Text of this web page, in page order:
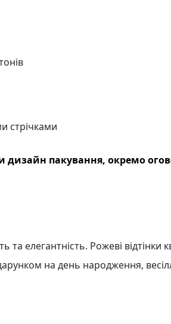
стрічками
дизайн пакування, окремо
та елегантність. Рожеві
на день народження,